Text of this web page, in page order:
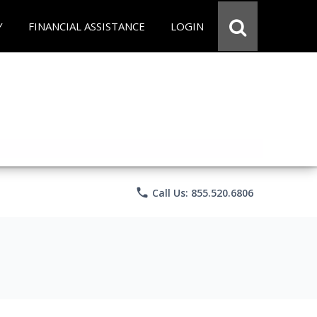
FINANCIAL ASSISTANCE LOGIN
phone Call Us: 855.520.6806